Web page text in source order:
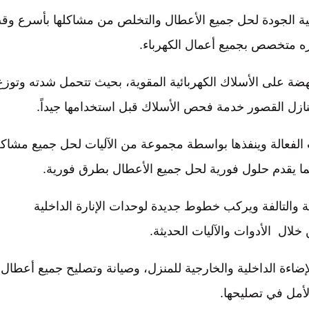
الجودة لحل جميع الأعطال والتخلص من مشاكلها بأسرع
متخصص بجميع أعمال الكهرباء.
على الأسلاك الكهربائية المقوية، بحيث تتحمل شدته
القصور خدمة فحص الأسلاك قبل استخدامها جيداً.
الفعالة وينفذها بواسطة مجموعة من الآليات لحل جميع
كما يقدم حلول فورية لحل جميع الأعطال بطرق فورية.
والتالفة ويركب خطوط جديدة لوحدات الإنارة الداخلية
الأدوات والآليات الحديثة.
الداخلية والخارجية للمنزل، وصيانة وتصليح جميع أعطال
في تصليحها.